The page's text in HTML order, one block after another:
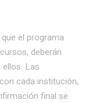
el programa
deberán
Las
cada institución,
final se